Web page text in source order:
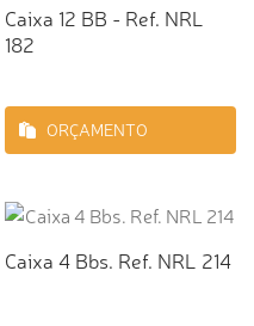
Caixa 12 BB - Ref. NRL
182
ORÇAMENTO
Caixa 4 Bbs. Ref. NRL 214